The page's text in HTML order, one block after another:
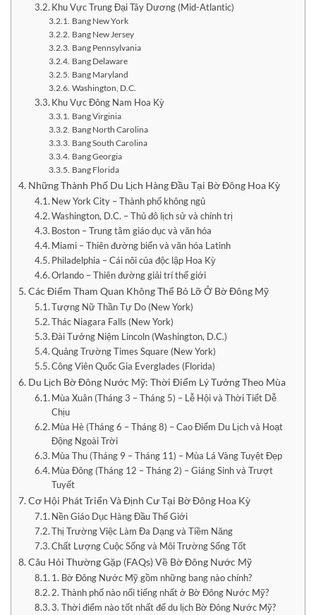
Khu Vực Trung Đại Tây Dương (Mid-Atlantic)
Bang New York
Bang New Jersey
Bang Pennsylvania
Bang Delaware
Bang Maryland
Washington, D.C.
Khu Vực Đông Nam Hoa Kỳ
Bang Virginia
Bang North Carolina
Bang South Carolina
Bang Georgia
Bang Florida
Những Thành Phố Du Lịch Hàng Đầu Tại Bờ Đông Hoa Kỳ
New York City – Thành phố không ngủ
Washington, D.C. – Thủ đô lịch sử và chính trị
Boston – Trung tâm giáo dục và văn hóa
Miami – Thiên đường biển và văn hóa Latinh
Philadelphia – Cái nôi của độc lập Hoa Kỳ
Orlando – Thiên đường giải trí thế giới
Các Điểm Tham Quan Không Thể Bỏ Lỡ Ở Bờ Đông Mỹ
Tượng Nữ Thần Tự Do (New York)
Thác Niagara Falls (New York)
Đài Tưởng Niệm Lincoln (Washington, D.C.)
Quảng Trường Times Square (New York)
Công Viên Quốc Gia Everglades (Florida)
Du Lịch Bờ Đông Nước Mỹ: Thời Điểm Lý Tưởng Theo Mùa
Mùa Xuân (Tháng 3 – Tháng 5) – Lễ Hội và Thời Tiết Dễ
Chịu
Mùa Hè (Tháng 6 – Tháng 8) – Cao Điểm Du Lịch và Hoạt
Động Ngoài Trời
Mùa Thu (Tháng 9 – Tháng 11) – Mùa Lá Vàng Tuyệt Đẹp
Mùa Đông (Tháng 12 – Tháng 2) – Giáng Sinh và Trượt
Tuyết
Cơ Hội Phát Triển Và Định Cư Tại Bờ Đông Hoa Kỳ
Nền Giáo Dục Hàng Đầu Thế Giới
Thị Trường Việc Làm Đa Dạng và Tiềm Năng
Chất Lượng Cuộc Sống và Môi Trường Sống Tốt
Câu Hỏi Thường Gặp (FAQs) Về Bờ Đông Nước Mỹ
1. Bờ Đông Nước Mỹ gồm những bang nào chính?
2. Thành phố nào nổi tiếng nhất ở Bờ Đông Nước Mỹ?
3. Thời điểm nào tốt nhất để du lịch Bờ Đông Nước Mỹ?